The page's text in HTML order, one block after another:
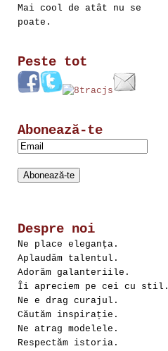
Mai cool de atât nu se
poate.
Peste tot
Abonează-te
Despre noi
Ne place eleganța.
Aplaudăm talentul.
Adorăm galanteriile.
Îi apreciem pe cei cu stil.
Ne e drag curajul.
Căutăm inspirație.
Ne atrag modelele.
Respectăm istoria.